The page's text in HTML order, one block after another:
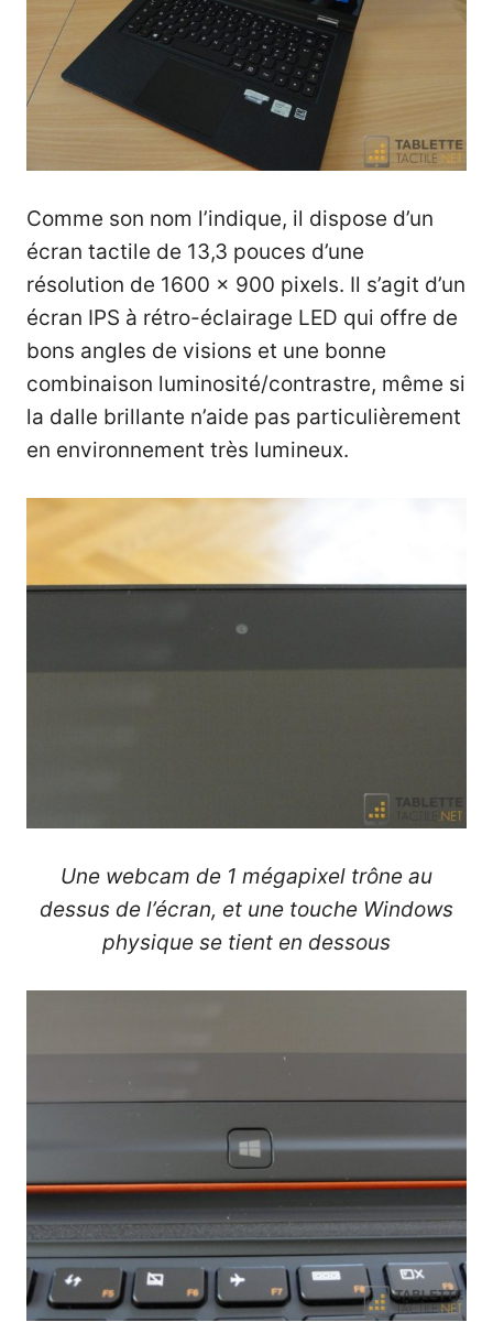
Comme son nom l’indique, il dispose d’un
écran tactile de 13,3 pouces d’une
résolution de 1600 x 900 pixels. Il s’agit d’un
écran IPS à rétro-éclairage LED qui offre de
bons angles de visions et une bonne
combinaison luminosité/contrastre, même si
la dalle brillante n’aide pas particulièrement
en environnement très lumineux.
Une webcam de 1 mégapixel trône au
dessus de l’écran, et une touche Windows
physique se tient en dessous